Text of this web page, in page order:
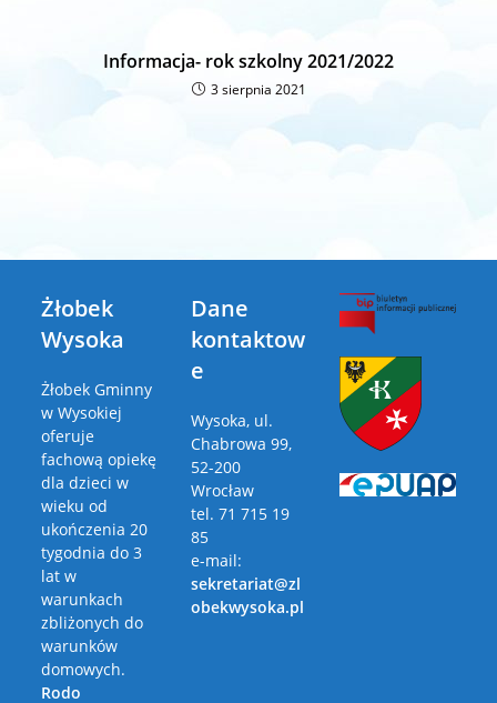
Informacja- rok szkolny 2021/2022
3 sierpnia 2021
Żłobek
Wysoka
Żłobek Gminny
w Wysokiej
oferuje
fachową opiekę
dla dzieci w
wieku od
ukończenia 20
tygodnia do 3
lat w
warunkach
zbliżonych do
warunków
domowych.
Rodo
Dane
kontaktow
e
Wysoka, ul.
Chabrowa 99,
52-200
Wrocław
tel. 71 715 19
85
e-mail:
sekretariat@zl
obekwysoka.pl